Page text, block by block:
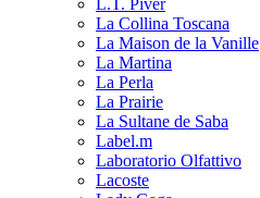
L.T. Piver
La Collina Toscana
La Maison de la Vanille
La Martina
La Perla
La Prairie
La Sultane de Saba
Label.m
Laboratorio Olfattivo
Lacoste